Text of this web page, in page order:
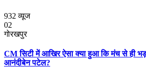
932 व्यूज
02
गोरखपुर
CM सिटी में आखिर ऐसा क्या हुआ कि मंच से ही
आनंदीबेन पटेल?